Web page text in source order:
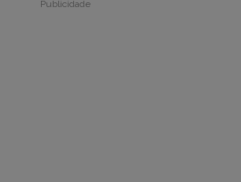
Publicidade